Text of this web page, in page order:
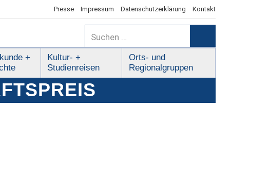
Presse Impressum Datenschutzerklärung Kontakt
Suchen
nach:
+
Kultur- +
Studienreisen
Orts- und
Regionalgruppen